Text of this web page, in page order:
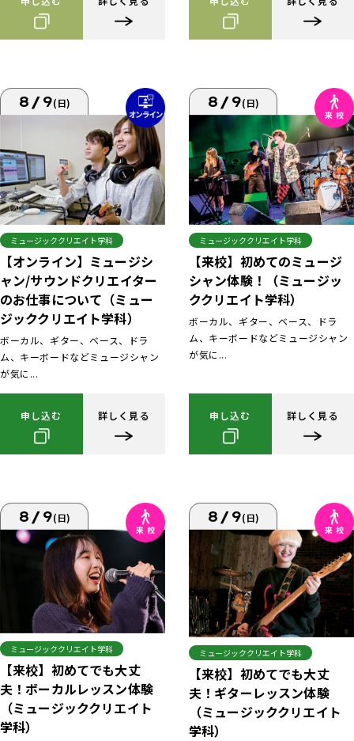
8/9(日)
ミュージッククリエイト学科
【オンライン】ミュージシ
ャン/サウンドクリエイター
のお仕事について（ミュー
ジッククリエイト学科）
ボーカル、ギター、ベース、ドラ
ム、キーボードなどミュージシャン
が気に...
申し込む 詳しく見る
8/9(日)
ミュージッククリエイト学科
【来校】初めてのミュージ
シャン体験！（ミュージッ
ククリエイト学科）
ボーカル、ギター、ベース、ドラ
ム、キーボードなどミュージシャン
が気に...
申し込む 詳しく見る
8/9(日)
ミュージッククリエイト学科
【来校】初めてでも大丈
夫！ボーカルレッスン体験
（ミュージッククリエイト
学科）
8/9(日)
ミュージッククリエイト学科
【来校】初めてでも大丈
夫！ギターレッスン体験
（ミュージッククリエイト
学科）